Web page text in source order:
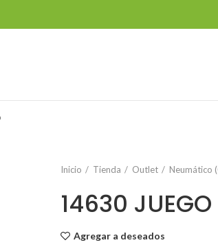
Inicio Tienda Outlet Neumático
14630 JUEGO
Agregar a deseados